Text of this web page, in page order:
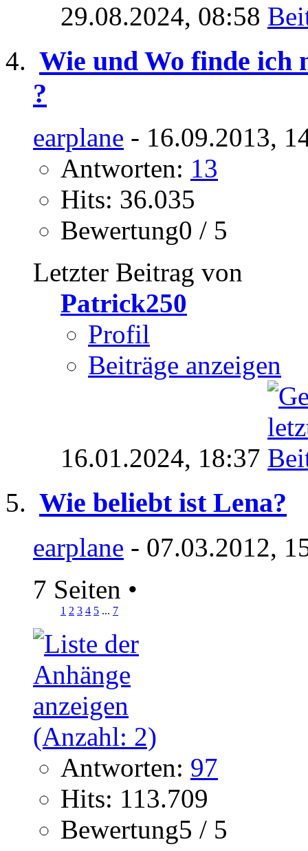
29.08.2024, 08:58
Wie und Wo finde ich
?
earplane - 16.09.2013,
Antworten: 13
Hits: 36.035
Bewertung0 / 5
Letzter Beitrag von
Patrick250
Profil
Beiträge anzeigen
16.01.2024, 18:37
Wie beliebt ist Lena?
earplane - 07.03.2012,
7 Seiten •
1 2 3 4 5 ... 7
Antworten: 97
Hits: 113.709
Bewertung5 / 5